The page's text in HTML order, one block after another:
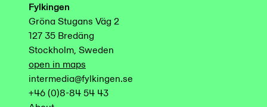
Fylkingen
Gröna Stugans Väg 2
127 35 Bredäng
Stockholm, Sweden
open in maps
intermedia@fylkingen.se
+46 (0)8-84 54 43